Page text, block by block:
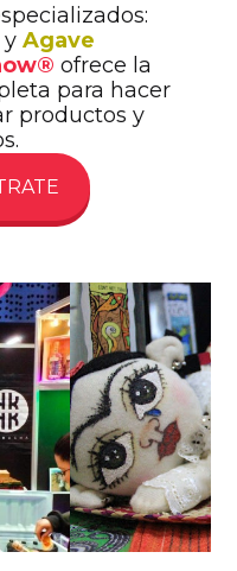
y Agave
ofrece la
para hacer
productos y